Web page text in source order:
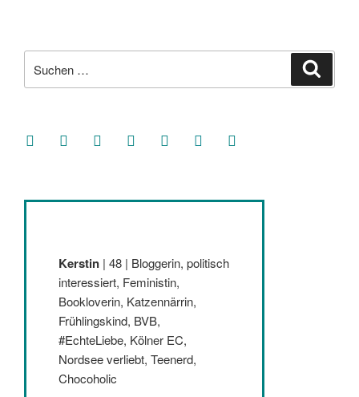
nach:
facebooksoundcloud
twitter mastodoninstagramthreads goodreads
Kerstin | 48 | Bloggerin, politisch
interessiert, Feministin,
Bookloverin, Katzennärrin,
Frühlingskind, BVB,
#EchteLiebe, Kölner EC,
Nordsee verliebt, Teenerd,
Chocoholic